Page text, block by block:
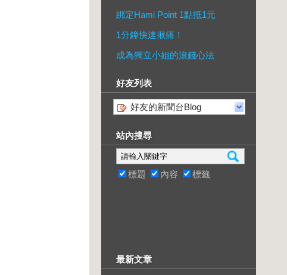
綁定Hami Point 1點抵1元
1分鐘快速揪痛！
成為獨立小姐的滾錢心法
好友列表
好友的新聞台Blog
站內搜尋
標題 內容 標籤
最新文章